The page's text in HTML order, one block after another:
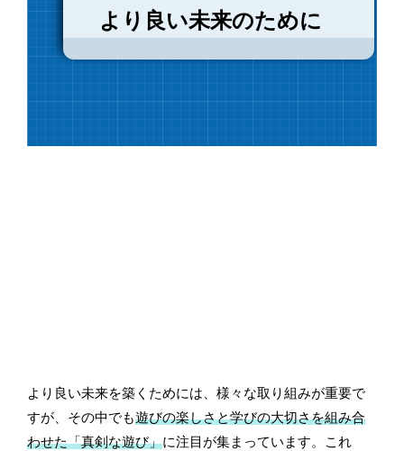
より良い未来のために
より良い未来を築くためには、様々な取り組みが重要で
すが、その中でも遊びの楽しさと学びの大切さを組み合
わせた「真剣な遊び」に注目が集まっています。これ